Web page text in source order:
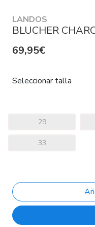
LANDOS
BLUCHER
69,95€
Seleccionar talla
29
33